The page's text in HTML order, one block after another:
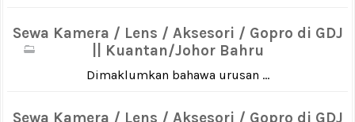
Sewa Kamera / Lens / Aksesori / Gopro di GDJ
|| Kuantan/Johor Bahru
Dimaklumkan bahawa urusan ...
Sewa Kamera / Lens / Aksesori / Gopro di GDJ